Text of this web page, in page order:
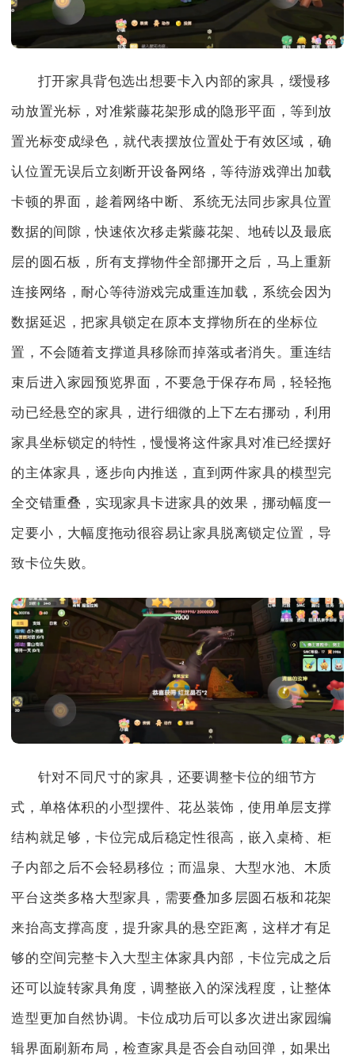
打开家具背包选出想要卡入内部的家具，缓慢移
动放置光标，对准紫藤花架形成的隐形平面，等到放
置光标变成绿色，就代表摆放位置处于有效区域，确
认位置无误后立刻断开设备网络，等待游戏弹出加载
卡顿的界面，趁着网络中断、系统无法同步家具位置
数据的间隙，快速依次移走紫藤花架、地砖以及最底
层的圆石板，所有支撑物件全部挪开之后，马上重新
连接网络，耐心等待游戏完成重连加载，系统会因为
数据延迟，把家具锁定在原本支撑物所在的坐标位
置，不会随着支撑道具移除而掉落或者消失。重连结
束后进入家园预览界面，不要急于保存布局，轻轻拖
动已经悬空的家具，进行细微的上下左右挪动，利用
家具坐标锁定的特性，慢慢将这件家具对准已经摆好
的主体家具，逐步向内推送，直到两件家具的模型完
全交错重叠，实现家具卡进家具的效果，挪动幅度一
定要小，大幅度拖动很容易让家具脱离锁定位置，导
致卡位失败。
针对不同尺寸的家具，还要调整卡位的细节方
式，单格体积的小型摆件、花丛装饰，使用单层支撑
结构就足够，卡位完成后稳定性很高，嵌入桌椅、柜
子内部之后不会轻易移位；而温泉、大型水池、木质
平台这类多格大型家具，需要叠加多层圆石板和花架
来抬高支撑高度，提升家具的悬空距离，这样才有足
够的空间完整卡入大型主体家具内部，卡位完成之后
还可以旋转家具角度，调整嵌入的深浅程度，让整体
造型更加自然协调。卡位成功后可以多次进出家园编
辑界面刷新布局，检查家具是否会自动回弹，如果出